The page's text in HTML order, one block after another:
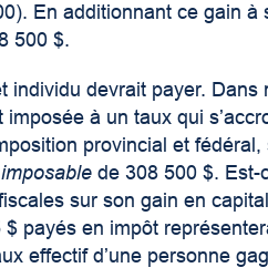
En additionnant ce gain
500 $.
individu devrait payer. Dans
à un taux qui
provincial et fédéral,
imposable de 308 500 $. Est-
sur son gain en
payés en impôt
effectif d’une personne